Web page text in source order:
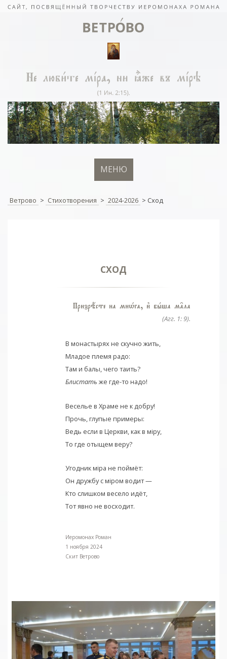
МЕНЮ
Ветрово > Стихотворения > 2024-2026 > Сход
СХОД
Призрёсте на мнHга, и3 бhша м†ла
(Агг. 1: 9).
В монастырях не скучно жить,
Младое племя радо:
Там и балы, чего таить?
Блистать же где-то надо!
Веселье в Храме не к добру!
Прочь, глупые примеры:
Ведь если в Церкви, как в мiру,
То где отыщем веру?
Угодник мiра не поймёт:
Он дружбу с мiром водит —
Кто слишком весело идёт,
Тот явно не восходит.
Иеромонах Роман
1 ноября 2024
Скит Ветрово